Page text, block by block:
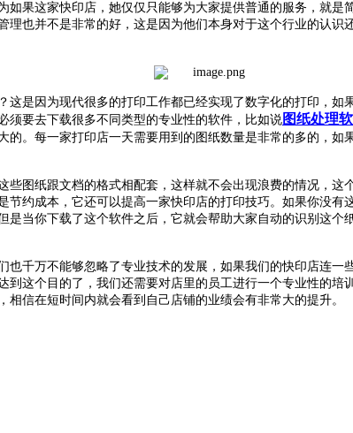
果这家快印店，她仅仅只能够为大家提供普通的服务，就
也并不是非常的好，这是因为他们本身对于这个行业的认
是因为现代很多的打印工作都已经实现了数字化的打印，
须要去下载很多不同类型的专业性的软件，比如说 图纸处理
的。每一家打印店一天需要用到的图纸数量是非常的多的，
图纸跟文档的格式相配套，这样就不会出现浪费的情况，
约成本，它还可以提高一家快印店的打印技巧。如果你没
当你下载了这个软件之后，它就会帮助大家自动的识别这
千万不能够忽略了专业技术的发展，如果我们的快印店连
这个目的了，我们还需要对店里的员工进行一个专业性的
信在短时间内就会看到自己店铺的业绩会有非常大的提升。